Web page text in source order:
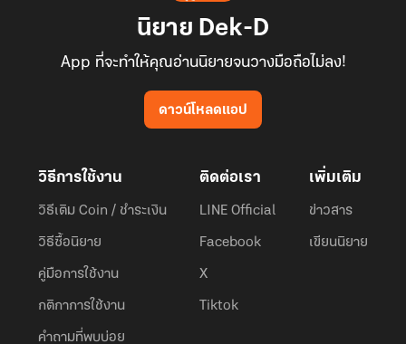
นิยาย Dek-D
App ที่จะทำให้คุณอ่านนิยายจนวางมือถือไม่ลง!
ดาวน์โหลดแอป
วิธีการใช้งาน
วิธีเติม Coin / ชำระเงิน
วิธีซื้อนิยาย
คู่มือการใช้งาน
กติกาการใช้งาน
คำถามที่พบบ่อย
ติดต่อเรา
LINE Official
Facebook
X
Tiktok
เพิ่มเติม
ข่าวสาร
เขียนนิยาย